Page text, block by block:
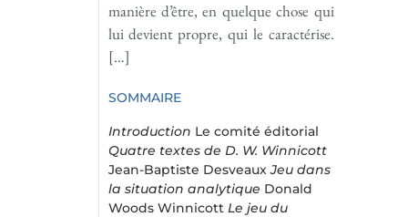
manière d’être, en quelque chose qui
lui devient propre, qui le caractérise.
[…]
SOMMAIRE
Introduction Le comité éditorial
Quatre textes de D. W. Winnicott
Jean-Baptiste DesveauxJeu dans
la situation analytique Donald
Woods Winnicott Le jeu du